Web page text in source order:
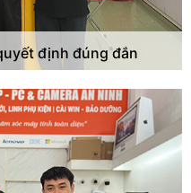
định đúng đắn